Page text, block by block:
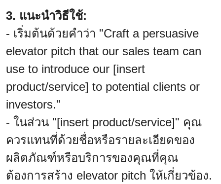
3. แนะนำวิธีใช้:
- เริ่มต้นด้วยคำว่า "Craft a persuasive
elevator pitch that our sales team can
use to introduce our [insert
product/service] to potential clients or
investors."
- ในส่วน "[insert product/service]" คุณ
ควรแทนที่ด้วยชื่อหรือรายละเอียดของ
ผลิตภัณฑ์หรือบริการของคุณที่คุณ
ต้องการสร้าง elevator pitch ให้เกี่ยวข้อง.